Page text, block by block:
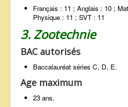
Français : 11 ; Anglais : 10 ;
Physique : 11 ; SVT : 11
3. Zootechnie
BAC autorisés
Baccalauréat séries C, D, E.
Age maximum
23 ans.